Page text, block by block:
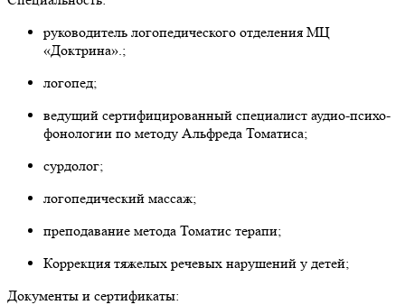
руководитель логопедического отделения МЦ
«Доктрина».;
логопед;
ведущий сертифицированный специалист аудио-психо-
фонологии по методу Альфреда Томатиса;
сурдолог;
логопедический массаж;
преподавание метода Томатис терапи;
Коррекция тяжелых речевых нарушений у детей;
Документы и сертификаты: